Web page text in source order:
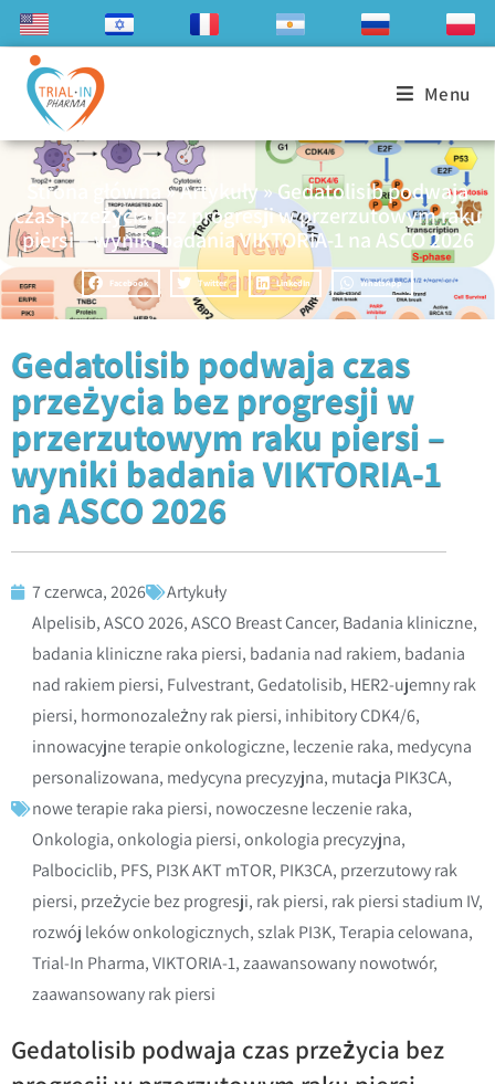
Menu
Strona główna »Artykuły»Gedatolisib podwaja
czas przeżycia bez progresji w przerzutowym raku
piersi – wyniki badania VIKTORIA-1 na ASCO 2026
Facebook Twitter LinkedIn WhatsApp
Gedatolisib podwaja czas
przeżycia bez progresji w
przerzutowym raku piersi –
wyniki badania VIKTORIA-1
na ASCO 2026
7 czerwca, 2026
Artykuły
Alpelisib,ASCO 2026,ASCO Breast Cancer, Badania kliniczne,
badania kliniczne raka piersi, badania nad rakiem, badania
nad rakiem piersi, Fulvestrant, Gedatolisib, HER2-ujemny rak
piersi, hormonozależny rak piersi, inhibitory CDK4/6,
innowacyjne terapie onkologiczne, leczenie raka, medycyna
personalizowana, medycyna precyzyjna, mutacja PIK3CA,
nowe terapie raka piersi, nowoczesne leczenie raka,
Onkologia,onkologia piersi,onkologia precyzyjna,
Palbociclib, PFS, PI3K AKT mTOR, PIK3CA, przerzutowy rak
piersi, przeżycie bez progresji, rak piersi, rak piersi stadium IV,
rozwój leków onkologicznych,szlak PI3K,Terapia celowana,
Trial-In Pharma,VIKTORIA-1,zaawansowany nowotwór,
zaawansowany rak piersi
Gedatolisib podwaja czas przeżycia bez